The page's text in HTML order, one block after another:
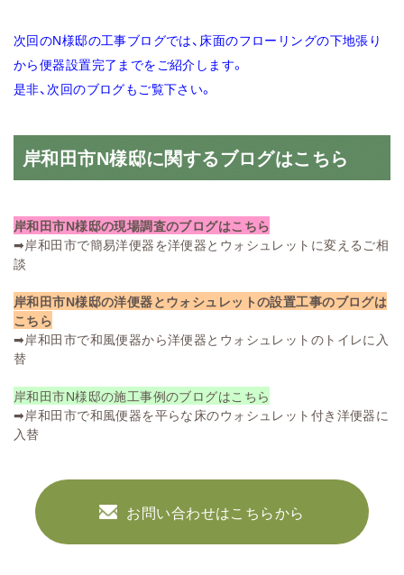
次回のN様邸の工事ブログでは、床面のフローリングの下地張り
から便器設置完了までをご紹介します。
是非、次回のブログもご覧下さい。
岸和田市N様邸に関するブログはこちら
岸和田市N様邸の現場調査のブログはこちら
➡岸和田市で簡易洋便器を洋便器とウォシュレットに変えるご相
談
岸和田市N様邸の洋便器とウォシュレットの設置工事のブログは
こちら
➡岸和田市で和風便器から洋便器とウォシュレットのトイレに入
替
岸和田市N様邸の施工事例のブログはこちら
➡岸和田市で和風便器を平らな床のウォシュレット付き洋便器に
入替
お問い合わせはこちらから